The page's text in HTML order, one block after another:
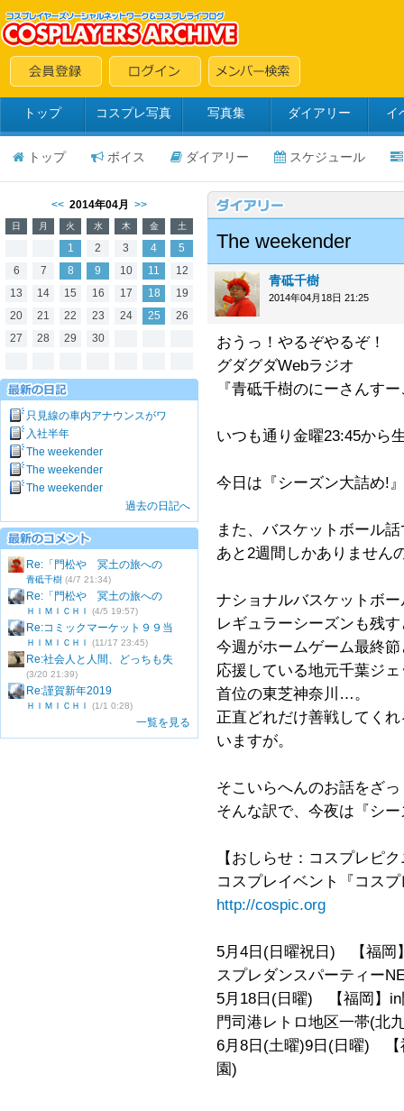
トップ コスプレ写真 写真集 ダイアリー イ
トップ ボイス ダイアリー スケジュール
<< 2014年04月 >>
日 月 火 水 木 金 土
1 2 3 4
5
6
7 8 9 10 11
12
13
14 15 16 17 18
19
20
21 22 23 24 25
26
27
28 29 30
只見線の車内アナウンスがワ
入社半年
The weekender
The weekender
The weekender
過去の日記へ
Re:「門松や 冥土の旅への
青砥千樹 (4/7 21:34)
Re:「門松や 冥土の旅への
ＨＩＭＩＣＨＩ (4/5 19:57)
Re:コミックマーケット９９当
ＨＩＭＩＣＨＩ (11/17 23:45)
Re:社会人と人間、どっちも失
(3/20 21:39)
Re:謹賀新年2019
ＨＩＭＩＣＨＩ (1/1 0:28)
一覧を見る
The weekender
青砥千樹
2014年04月18日 21:25
おうっ！やるぞやるぞ！
グダグダWebラジオ
『青砥千樹のにーさんす
いつも通り金曜23:45から
今日は『シーズン大詰め!
また、バスケットボール
あと2週間しかありません
ナショナルバスケットボ
レギュラーシーズンも残
今週がホームゲーム最終
応援している地元千葉ジ
首位の東芝神奈川…。
正直どれだけ善戦してく
いますが。
そこいらへんのお話をざ
そんな訳で、今夜は『シ
【おしらせ：コスプレピ
コスプレイベント『コス
http://cospic.org
5月4日(日曜祝日) 【福岡
スプレダンスパーティー
5月18日(日曜) 【福岡】in
門司港レトロ地区一帯(北
6月8日(土曜)9日(日曜) 【
園)